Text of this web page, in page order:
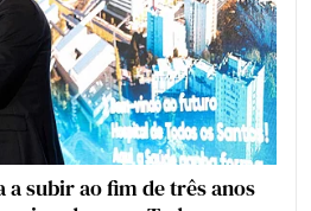
a subir ao fim de três anos